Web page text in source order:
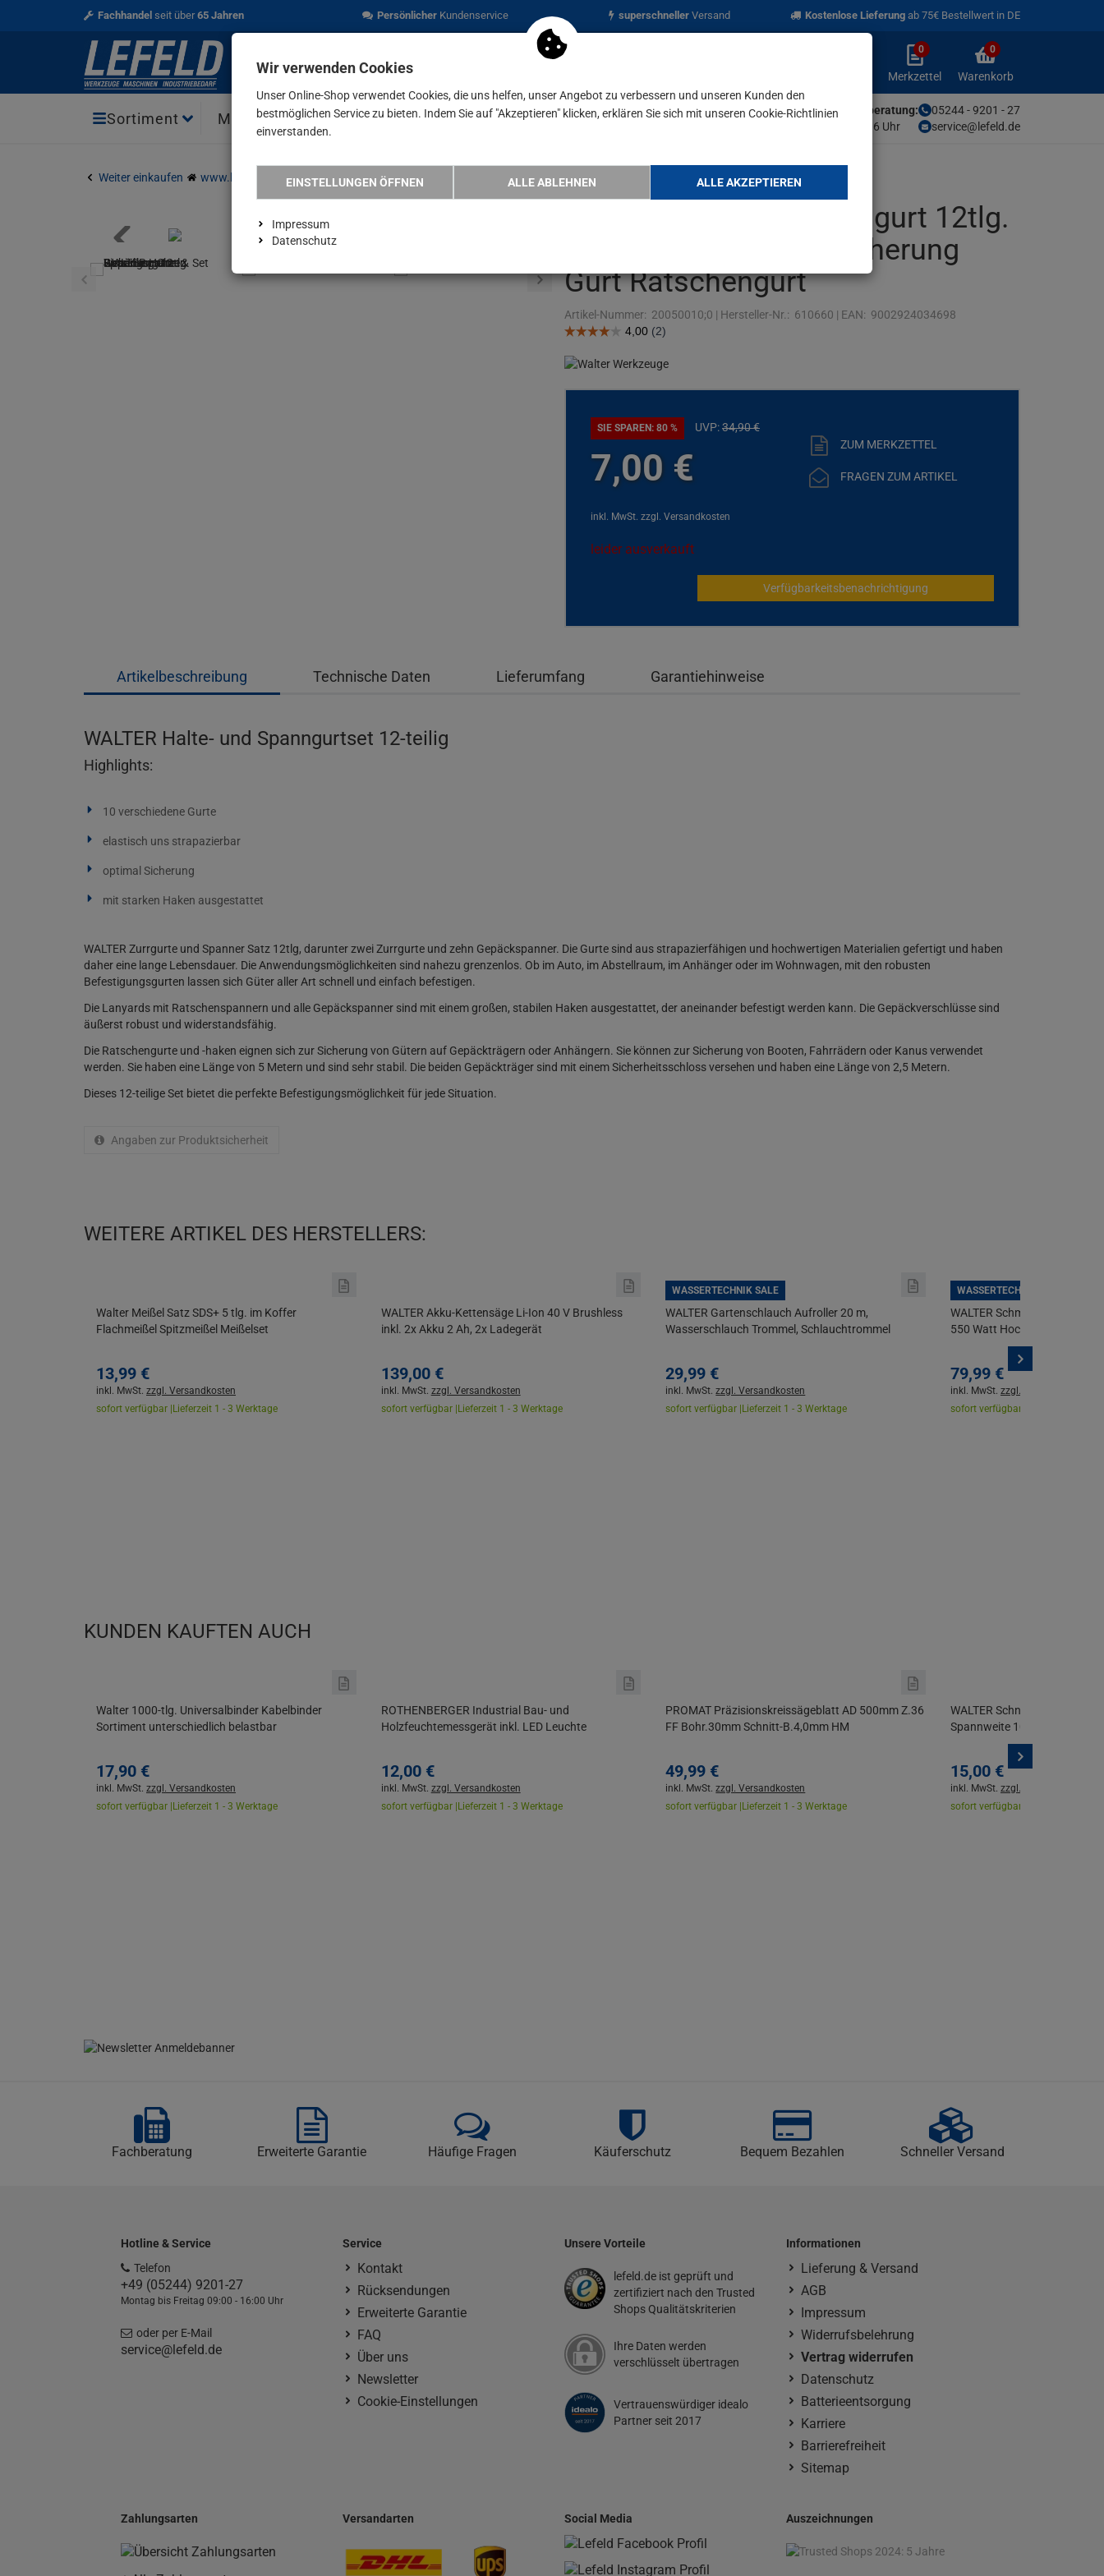
Fachhandel seit über65 Jahren PersönlicherKundenservice superschnellerVersand Kostenlose Lieferung ab 75€ Bestellwert in DE
Merkzettel
aufklappen
0
Merkzettel
Warenkorb
0
Warenkorb
Sortiment Marken Aktionen Blog
05244 - 9201 - 27
service@lefeld.de
Unsere Fachberatung:
Mo-Fr von 9-16 Uhr
Weiter einkaufen www.lefeld.de WALTER Halte- & Spanngurt 12tlg. Set Gepäckspanne…
WALTER Halte- & Spanngurt 12tlg.
Set Gepäckspanner Sicherung
Gurt Ratschengurt
Artikel-Nummer: 20050010;0 | Hersteller-Nr.: 610660 | EAN: 9002924034698
SIE SPAREN: 80 % UVP:34,90€
7,00 €
inkl. MwSt. zzgl. Versandkosten
ZUM MERKZETTEL
FRAGEN ZUM ARTIKEL
leider ausverkauft
Verfügbarkeitsbenachrichtigung
Artikelbeschreibung Technische Daten Lieferumfang Garantiehinweise
WALTER Halte- und Spanngurtset 12-teilig
Highlights:
10 verschiedene Gurte
elastisch uns strapazierbar
optimal Sicherung
mit starken Haken ausgestattet
WALTER Zurrgurte und Spanner Satz 12tlg, darunter zwei Zurrgurte und zehn Gepäckspanner. Die Gurte sind aus strapazierfähigen und hochwertigen Materialien gefertigt und haben
daher eine lange Lebensdauer. Die Anwendungsmöglichkeiten sind nahezu grenzenlos. Ob im Auto, im Abstellraum, im Anhänger oder im Wohnwagen, mit den robusten
Befestigungsgurten lassen sich Güter aller Art schnell und einfach befestigen.
Die Lanyards mit Ratschenspannern und alle Gepäckspanner sind mit einem großen, stabilen Haken ausgestattet, der aneinander befestigt werden kann. Die Gepäckverschlüsse sind
äußerst robust und widerstandsfähig.
Die Ratschengurte und -haken eignen sich zur Sicherung von Gütern auf Gepäckträgern oder Anhängern. Sie können zur Sicherung von Booten, Fahrrädern oder Kanus verwendet
werden. Sie haben eine Länge von 5 Metern und sind sehr stabil. Die beiden Gepäckträger sind mit einem Sicherheitsschloss versehen und haben eine Länge von 2,5 Metern.
Dieses 12-teilige Set bietet die perfekte Befestigungsmöglichkeit für jede Situation.
Angaben zur Produktsicherheit
WEITERE ARTIKEL DES HERSTELLERS:
Walter Meißel Satz SDS+ 5 tlg. im Koffer
Flachmeißel Spitzmeißel Meißelset
13,99 €
inkl. MwSt. zzgl. Versandkosten
sofort verfügbar | Lieferzeit 1 - 3 Werktage
WALTER Akku-Kettensäge Li-Ion 40 V Brushless
inkl. 2x Akku 2 Ah, 2x Ladegerät
139,00 €
inkl. MwSt. zzgl. Versandkosten
sofort verfügbar | Lieferzeit 1 - 3 Werktage
WASSERTECHNIK SALE
WALTER Gartenschlauch Aufroller 20 m,
Wasserschlauch Trommel, Schlauchtrommel
29,99 €
inkl. MwSt.zzgl. Versandkosten
sofort verfügbar | Lieferzeit 1 - 3 Werktage
WASSERTECHNIK SALE
WALTER Schmutzwasser
550 Watt Hochwasser Set +
79,99 €
inkl. MwSt. zzgl. Versandkosten
sofort verfügbar |
KUNDEN KAUFTEN AUCH
Walter 1000-tlg. Universalbinder Kabelbinder
Sortiment unterschiedlich belastbar
17,90 €
inkl. MwSt. zzgl. Versandkosten
sofort verfügbar | Lieferzeit 1 - 3 Werktage
ROTHENBERGER Industrial Bau- und
Holzfeuchtemessgerät inkl. LED Leuchte
12,00 €
inkl. MwSt. zzgl. Versandkosten
sofort verfügbar | Lieferzeit 1 - 3 Werktage
PROMAT Präzisionskreissägeblatt AD 500mm Z.36
FF Bohr.30mm Schnitt-B.4,0mm HM
49,99 €
inkl. MwSt.zzgl. Versandkosten
sofort verfügbar | Lieferzeit 1 - 3 Werktage
WALTER
Spannweite 100, 150,
15,00 €
inkl. MwSt. zzgl. Versandkosten
sofort verfügbar |
Fachberatung Erweiterte Garantie Häufige Fragen Käuferschutz Bequem Bezahlen Schneller Versand
Hotline & Service
Telefon
+49 (05244) 9201-27
Montag bis Freitag 09:00 - 16:00 Uhr
oder per E-Mail
service@lefeld.de
Service
Kontakt
Rücksendungen
Erweiterte Garantie
FAQ
Über uns
Newsletter
Cookie-Einstellungen
Unsere Vorteile
lefeld.de ist geprüft und
zertifiziert nach den Trusted
Shops Qualitätskriterien
Ihre Daten werden
verschlüsselt übertragen
Vertrauenswürdiger idealo
Partner seit 2017
Informationen
Lieferung & Versand
AGB
Impressum
Widerrufsbelehrung
Vertrag widerrufen
Datenschutz
Batterieentsorgung
Karriere
Barrierefreiheit
Sitemap
Zahlungsarten Versandarten Social Media Auszeichnungen
Wir verwenden Cookies
Unser Online-Shop verwendet Cookies, die uns helfen, unser Angebot zu verbessern und unseren Kunden den
bestmöglichen Service zu bieten. Indem Sie auf "Akzeptieren" klicken, erklären Sie sich mit unseren Cookie-Richtlinien
einverstanden.
EINSTELLUNGEN ÖFFNEN ALLE ABLEHNEN ALLE AKZEPTIEREN
Impressum
Datenschutz